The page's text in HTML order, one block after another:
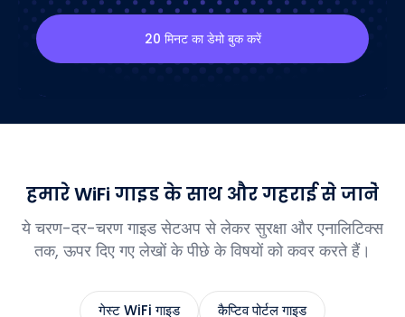
20 मिनट का डेमो बुक करें
हमारे WiFi गाइड के साथ और गहराई से जानें
ये चरण-दर-चरण गाइड सेटअप से लेकर सुरक्षा और एनालिटिक्स
तक, ऊपर दिए गए लेखों के पीछे के विषयों को कवर करते हैं।
गेस्ट WiFi गाइड कैप्टिव पोर्टल गाइड